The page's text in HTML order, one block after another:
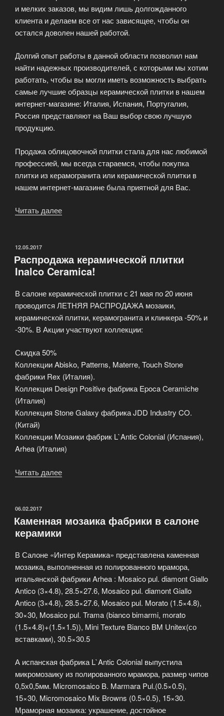
и мелких заказов, мы видим лишь долгожданного
клиента и делаем все от нас зависящее, чтобы он
остался доволен нашей работой.
Долгий опыт работы в данной области позволил нам
найти надежных производителей, с которыми мы хотим
работать, чтобы вы могли иметь возможность выбрать
самые лучшие образцы керамической плитки в нашем
интернет-магазине: Италия, Испания, Португалия,
Россия представляют на Ваш выбор свою лучшую
продукцию.
Продажа облицовочной плитки стала для нас любимой
профессией, мы всегда стараемся, чтобы покупка
плитки из керамогранита или керамической плитки в
нашем интернет-магазине была приятной для Вас.
Читать далее
ОПУБЛИКОВАНО
12.05.2017
Распродажа керамической плитки
Inalco Ceramica!
В салоне керамической плитки с 21 мая по 20 июня
проводится ЛЕТНЯЯ РАСПРОДАЖА мозаики,
керамической плитки, керамогранита и клинкера -50% и
-30%. В Акции участвуют коллекции:
Скидка 50%
Коллекции Abisko, Patterns, Materre, Touch Stone
фабрики Rex (Италия).
Коллекция Design Positive фабрика Epoca Ceramiche
(Италия)
Коллекция Stone Galaxy фабрика JDD Industry CO.
(Китай)
Коллекции Мозаики фабрик L`Antic Colonial (Испания),
Arhea (Италия)
Читать далее
Ceramica!»
ОПУБЛИКОВАНО
06.02.2017
Каменная мозаика фабрики в салоне
керамики
В Салоне «Интер Керамика» представлена каменная
мозаика, выполненная из полированного мрамора,
итальянской фабрики Arhea : Mosaico pul. diamont Giallo
Antico (3×4.8), 28.5×27.6, Mosaico pul. diamont Giallo
Antico (3×4.8), 28.5×27.6, Mosaico pul. Morato (1.5×4.8),
30×30, Mosaico pul. Trama (bianco bimarmi, morato
(1.5×4.8)+(1.5×1.5)), Mini Texture Bianco BM Unitex(со
вставками), 30.5×30.5
А испанская фабрика L`Antic Colonial выпустила
микромозаику из полированного мрамора, размер чипов
0,5х0,5мм. Micromosaico B. Marmara Pul.(0.5×0.5),
15×30, Micromosaico Mix Browns (0.5×0.5), 15×30.
Мраморная мозаика: украшение, достойное